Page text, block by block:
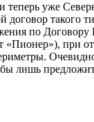
уже
такого
по
при
лишь